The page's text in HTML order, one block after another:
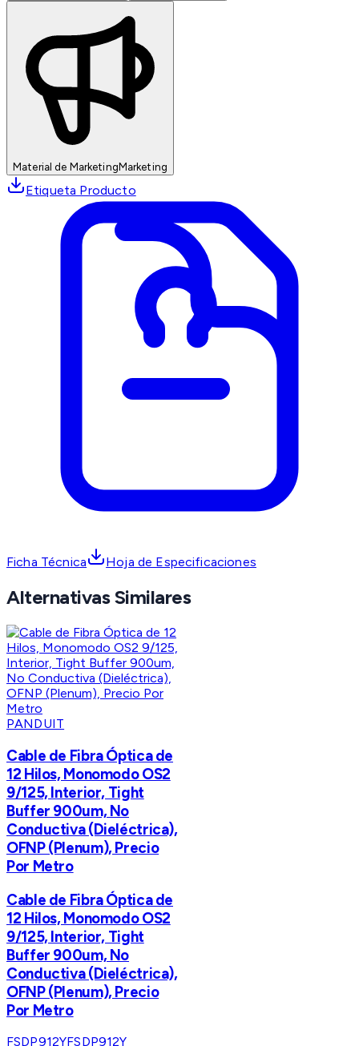
Material de MarketingMarketing
Etiqueta Producto
Ficha Técnica Hoja de Especificaciones
Alternativas Similares
PANDUIT
Cable de Fibra Óptica de
12 Hilos, Monomodo OS2
9/125, Interior, Tight
Buffer 900um, No
Conductiva (Dieléctrica),
OFNP (Plenum), Precio
Por Metro
Cable de Fibra Óptica de
12 Hilos, Monomodo OS2
9/125, Interior, Tight
Buffer 900um, No
Conductiva (Dieléctrica),
OFNP (Plenum), Precio
Por Metro
FSDP912YFSDP912Y